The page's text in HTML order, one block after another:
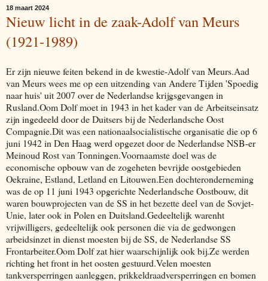
18 maart 2024
Nieuw licht in de zaak-Adolf van Meurs
(1921-1989)
Er zijn nieuwe feiten bekend in de kwestie-Adolf van Meurs.Aad
van Meurs wees me op een uitzending van Andere Tijden 'Spoedig
naar huis' uit 2007 over de Nederlandse krijgsgevangen in
Rusland.Oom Dolf moet in 1943 in het kader van de Arbeitseinsatz
zijn ingedeeld door de Duitsers bij de Nederlandsche Oost
Compagnie.Dit was een nationaalsocialistische organisatie die op 6
juni 1942 in Den Haag werd opgezet door de Nederlandse NSB-er
Meinoud Rost van Tonningen.Voornaamste doel was de
economische opbouw van de zogeheten bevrijde oostgebieden
Oekraine, Estland, Letland en Litouwen.Een dochteronderneming
was de op 11 juni 1943 opgerichte Nederlandsche Oostbouw, dit
waren bouwprojecten van de SS in het bezette deel van de Sovjet-
Unie, later ook in Polen en Duitsland.Gedeeltelijk warenht
vrijwilligers, gedeeltelijk ook personen die via de gedwongen
arbeidsinzet in dienst moesten bij de SS, de Nederlandse SS
Frontarbeiter.Oom Dolf zat hier waarschijnlijk ook bij.Ze werden
richting het front in het oosten gestuurd.Velen moesten
tankversperringen aanleggen, prikkeldraadversperringen en bomen